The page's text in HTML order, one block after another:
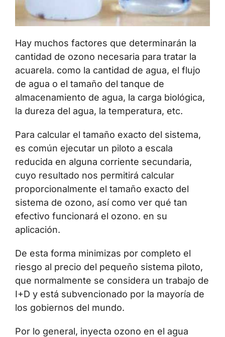
Hay muchos factores que determinarán la
cantidad de ozono necesaria para tratar la
acuarela. como la cantidad de agua, el flujo
de agua o el tamaño del tanque de
almacenamiento de agua, la carga biológica,
la dureza del agua, la temperatura, etc.
Para calcular el tamaño exacto del sistema,
es común ejecutar un piloto a escala
reducida en alguna corriente secundaria,
cuyo resultado nos permitirá calcular
proporcionalmente el tamaño exacto del
sistema de ozono, así como ver qué tan
efectivo funcionará el ozono. en su
aplicación.
De esta forma minimizas por completo el
riesgo al precio del pequeño sistema piloto,
que normalmente se considera un trabajo de
I+D y está subvencionado por la mayoría de
los gobiernos del mundo.
Por lo general, inyecta ozono en el agua